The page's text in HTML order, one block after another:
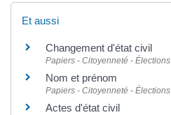
Et aussi
Changement d'état civil
Papiers - Citoyenneté - Élections
Nom et prénom
Papiers - Citoyenneté - Élections
Actes d'état civil